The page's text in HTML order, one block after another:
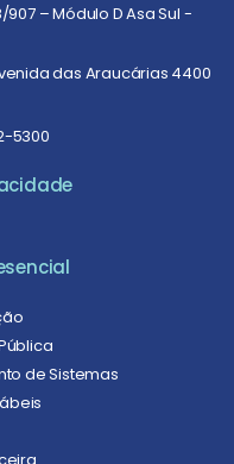
907 – Módulo D Asa Sul -
das Araucárias 4400
5300
de Sistemas